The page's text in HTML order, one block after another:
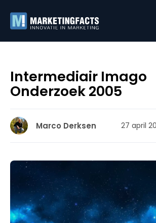
Intermediair Imago
Onderzoek 2005
Marco Derksen 27 april